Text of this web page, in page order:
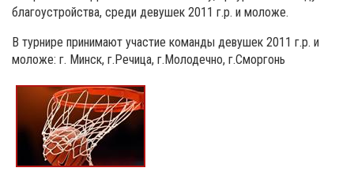
благоустройства, среди девушек 2011 г.р. и моложе.
В турнире принимают участие команды девушек 2011 г.р. и
моложе: г. Минск, г.Речица, г.Молодечно, г.Сморгонь